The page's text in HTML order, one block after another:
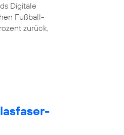
Digitale
Fußball-
zurück,